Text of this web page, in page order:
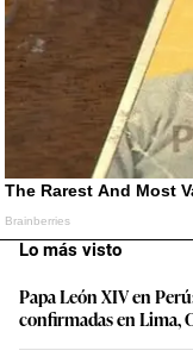
Lo más visto
Papa León XIV en
confirmadas en Lima,